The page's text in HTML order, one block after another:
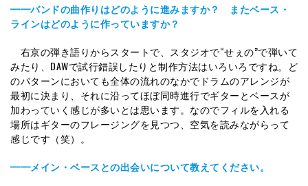
━━バンドの曲作りはどのように進みますか？ またベース・
ラインはどのように作っていますか？
右京の弾き語りからスタートで、スタジオで“せぇの”で弾いて
みたり、DAWで試行錯誤したりと制作方法はいろいろですね。ど
のパターンにおいても全体の流れのなかでドラムのアレンジが
最初に決まり、それに沿ってほぼ同時進行でギターとベースが
加わっていく感じが多いとは思います。なのでフィルを入れる
場所はギターのフレージングを見つつ、空気を読みながらって
感じです（笑）。
━━メイン・ベースとの出会いについて教えてください。